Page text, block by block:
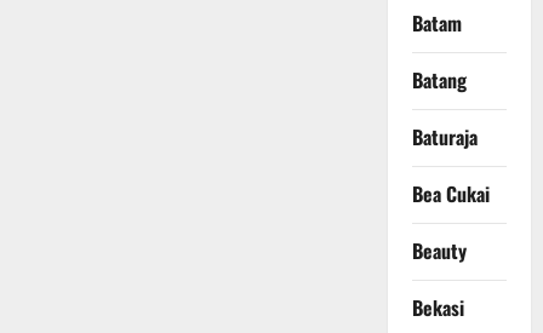
Batam
Batang
Baturaja
Bea Cukai
Beauty
Bekasi